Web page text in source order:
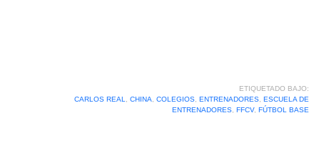
ETIQUETADO BAJO:
CARLOS REAL
CHINA COLEGIOS, ENTRENADORES, ESCUELA DE
ENTRENADORES, FFCV, FÚTBOL BASE